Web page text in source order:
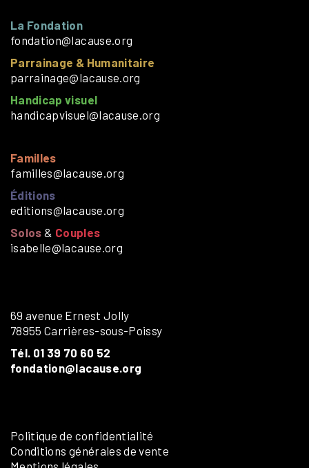
La Fondation
fondation@lacause.org
Parrainage & Humanitaire
parrainage@lacause.org
Handicap visuel
handicapvisuel@lacause.org
Familles
familles@lacause.org
Éditions
editions@lacause.org
Solos & Couples
isabelle@lacause.org
69 avenue Ernest Jolly
78955 Carrières-sous-Poissy
Tél. 01 39 70 60 52
fondation@lacause.org
Politique de confidentialité
Conditions générales de vente